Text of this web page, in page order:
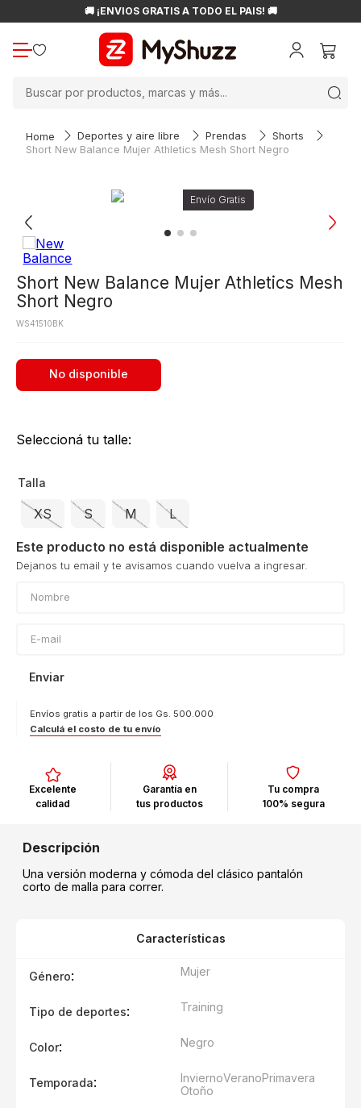
🚚 ¡ENVÍOS GRATIS A TODO EL PAÍS! 🚚
Deportes y aire libre Prendas
Shorts
Short New Balance Mujer Athletics Mesh Short Negro
Short New Balance Mujer Athletics Mesh
Short Negro
WS41510BK
No disponible
Seleccioná tu talle:
Talla
XS S M L
Este producto no está disponible actualmente
Enviar
Envíos gratis a partir de los Gs. 500.000
Calculá el costo de tu envío
Excelente
calidad
Garantía en
tus productos
Tu compra
100% segura
Una versión moderna y cómoda del clásico pantalón
corto de malla para correr.
Características
Género: Mujer
Tipo de deportes: Training
Color: Negro
Temporada: InviernoVeranoPrimavera
Otoño